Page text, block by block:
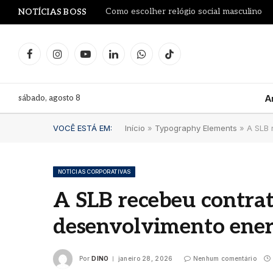
NOTÍCIAS BOSS Como escolher relógio social masculino
FacebookInstagramYouTubeLinkedInWhatsAppTikTok
sábado, agosto 8
VOCÊ ESTÁ EM: Início » Typography Elements » A
NOTÍCIAS CORPORATIVAS
A SLB recebeu
desenvolvimento
Por DINO janeiro 28, 2026 Nenhum comentário
Dia
Blue